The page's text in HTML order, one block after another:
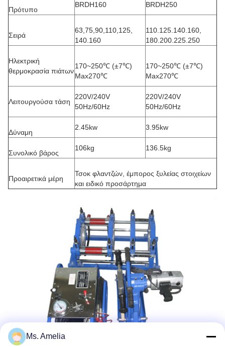
Πρότυπο
BRDH160 BRDH250
Σειρά
63,75,90,110,125,
140.160
110.125.140.160,
180.200.225.250
Ηλεκτρική
θερμοκρασία πιάτων
170~250℃ (±7℃)
Max270℃
170~250℃ (±7℃)
Max270℃
Λειτουργούσα τάση
220V/240V
50Hz/60Hz
220V/240V
50Hz/60Hz
Δύναμη
2.45kw 3.95kw
Συνολικό βάρος
106kg 136.5kg
Προαιρετικά μέρη
Τσοκ φλαντζών, έμπορος ξυλείας στοιχείων
και ειδικό προσάρτημα
Ms. Amelia